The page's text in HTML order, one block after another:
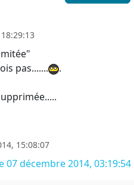
pas.......
.
15:08:07
décembre 2014, 03:19:54